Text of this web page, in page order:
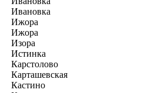
Ивановка
Ижора
Ижора
Изора
Истинка
Карстолово
Карташевская
Кастино